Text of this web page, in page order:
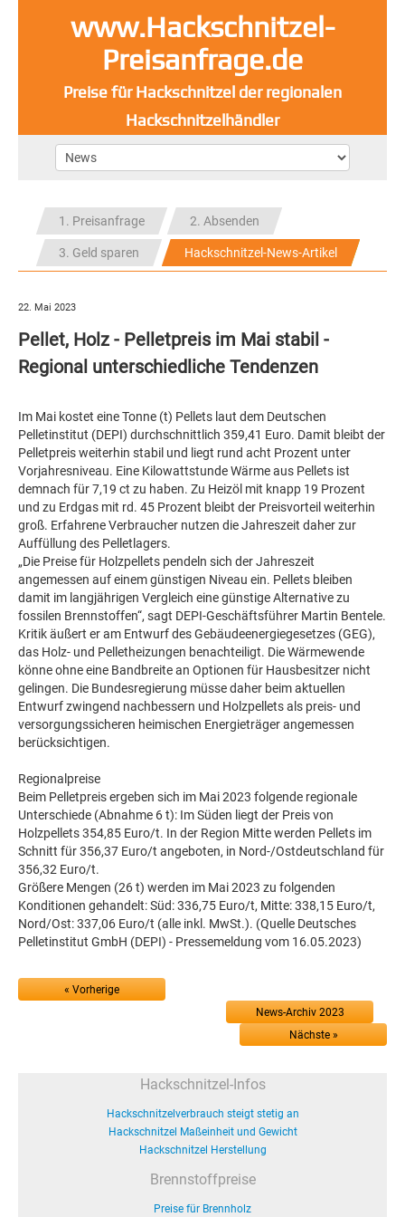
www.Hackschnitzel-
Preisanfrage.de
Preise für Hackschnitzel der regionalen
Hackschnitzelhändler
1. Preisanfrage 2. Absenden
3. Geld sparen Hackschnitzel-News-Artikel
22. Mai 2023
Pellet, Holz - Pelletpreis im Mai stabil -
Regional unterschiedliche Tendenzen
Im Mai kostet eine Tonne (t) Pellets laut dem Deutschen
Pelletinstitut (DEPI) durchschnittlich 359,41 Euro. Damit bleibt der
Pelletpreis weiterhin stabil und liegt rund acht Prozent unter
Vorjahresniveau. Eine Kilowattstunde Wärme aus Pellets ist
demnach für 7,19 ct zu haben. Zu Heizöl mit knapp 19 Prozent
und zu Erdgas mit rd. 45 Prozent bleibt der Preisvorteil weiterhin
groß. Erfahrene Verbraucher nutzen die Jahreszeit daher zur
Auffüllung des Pelletlagers.
„Die Preise für Holzpellets pendeln sich der Jahreszeit
angemessen auf einem günstigen Niveau ein. Pellets bleiben
damit im langjährigen Vergleich eine günstige Alternative zu
fossilen Brennstoffen“, sagt DEPI-Geschäftsführer Martin Bentele.
Kritik äußert er am Entwurf des Gebäudeenergiegesetzes (GEG),
das Holz- und Pelletheizungen benachteiligt. Die Wärmewende
könne ohne eine Bandbreite an Optionen für Hausbesitzer nicht
gelingen. Die Bundesregierung müsse daher beim aktuellen
Entwurf zwingend nachbessern und Holzpellets als preis- und
versorgungssicheren heimischen Energieträger angemessen
berücksichtigen.
Regionalpreise
Beim Pelletpreis ergeben sich im Mai 2023 folgende regionale
Unterschiede (Abnahme 6 t): Im Süden liegt der Preis von
Holzpellets 354,85 Euro/t. In der Region Mitte werden Pellets im
Schnitt für 356,37 Euro/t angeboten, in Nord-/Ostdeutschland für
356,32 Euro/t.
Größere Mengen (26 t) werden im Mai 2023 zu folgenden
Konditionen gehandelt: Süd: 336,75 Euro/t, Mitte: 338,15 Euro/t,
Nord/Ost: 337,06 Euro/t (alle inkl. MwSt.). (Quelle Deutsches
Pelletinstitut GmbH (DEPI) - Pressemeldung vom 16.05.2023)
« Vorherige
News-Archiv 2023
Nächste »
Hackschnitzel-Infos
Hackschnitzelverbrauch steigt stetig an
Hackschnitzel Maßeinheit und Gewicht
Hackschnitzel Herstellung
Brennstoffpreise
Preise für Brennholz